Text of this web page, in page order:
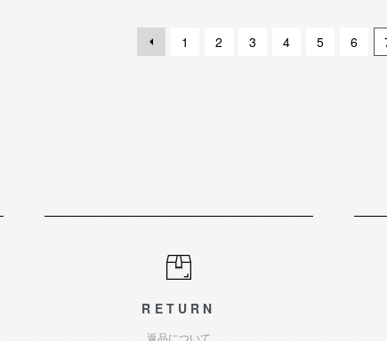
1 2 3 4 5 6
RETURN
返品について